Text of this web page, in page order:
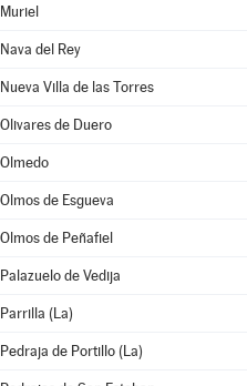
Muriel
Nava del Rey
Nueva Villa de las Torres
Olivares de Duero
Olmedo
Olmos de Esgueva
Olmos de Peñafiel
Palazuelo de Vedija
Parrilla (La)
Pedraja de Portillo (La)